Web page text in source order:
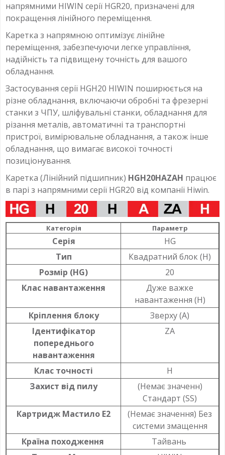
напрямними HIWIN серії HGR20, призначені для
покращення лінійного переміщення.
Каретка з напрямною оптимізує лінійне
переміщення, забезпечуючи легке управління,
надійність та підвищену точність для вашого
обладнання.
Застосування серії HGH20 HIWIN поширюється на
різне обладнання, включаючи обробні та фрезерні
станки з ЧПУ, шліфувальні станки, обладнання для
різання металів, автоматичні та транспортні
пристрої, вимірювальне обладнання, а також інше
обладнання, що вимагає високої точності
позиціонування.
Каретка (Лінійний підшипник) HGH20HAZAH працює
в парі з напрямними серії HGR20 від компанії Hiwin.
Категорія Параметр
Серія
HG
Тип
Квадратний блок (H)
Розмір (HG)
20
Клас навантаження
Дуже важке
навантаження (H)
Кріплення блоку
Зверху (A)
Ідентифікатор
попереднього
навантаження
ZA
Клас точності
H
Захист від пилу
(Немає значенн)
Стандарт (SS)
Картридж Мастило Е2
(Немає значення) Без
системи змащення
Країна походження
Тайвань